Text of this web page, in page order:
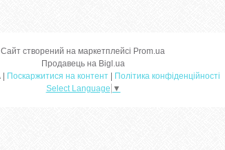
Сайт створений на маркетплейсі Prom.ua
Продавець на Bigl.ua
АВТОСОНАТА | Поскаржитися на контент | Політика конфіденційності
Select Language ▼